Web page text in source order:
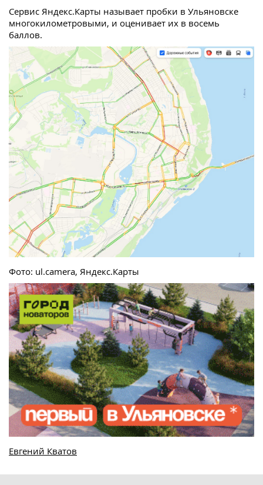
Сервис Яндекс.Карты называет пробки в Ульяновске
многокилометровыми, и оценивает их в восемь
баллов.
Фото: ul.camera, Яндекс.Карты
Евгений Кватов